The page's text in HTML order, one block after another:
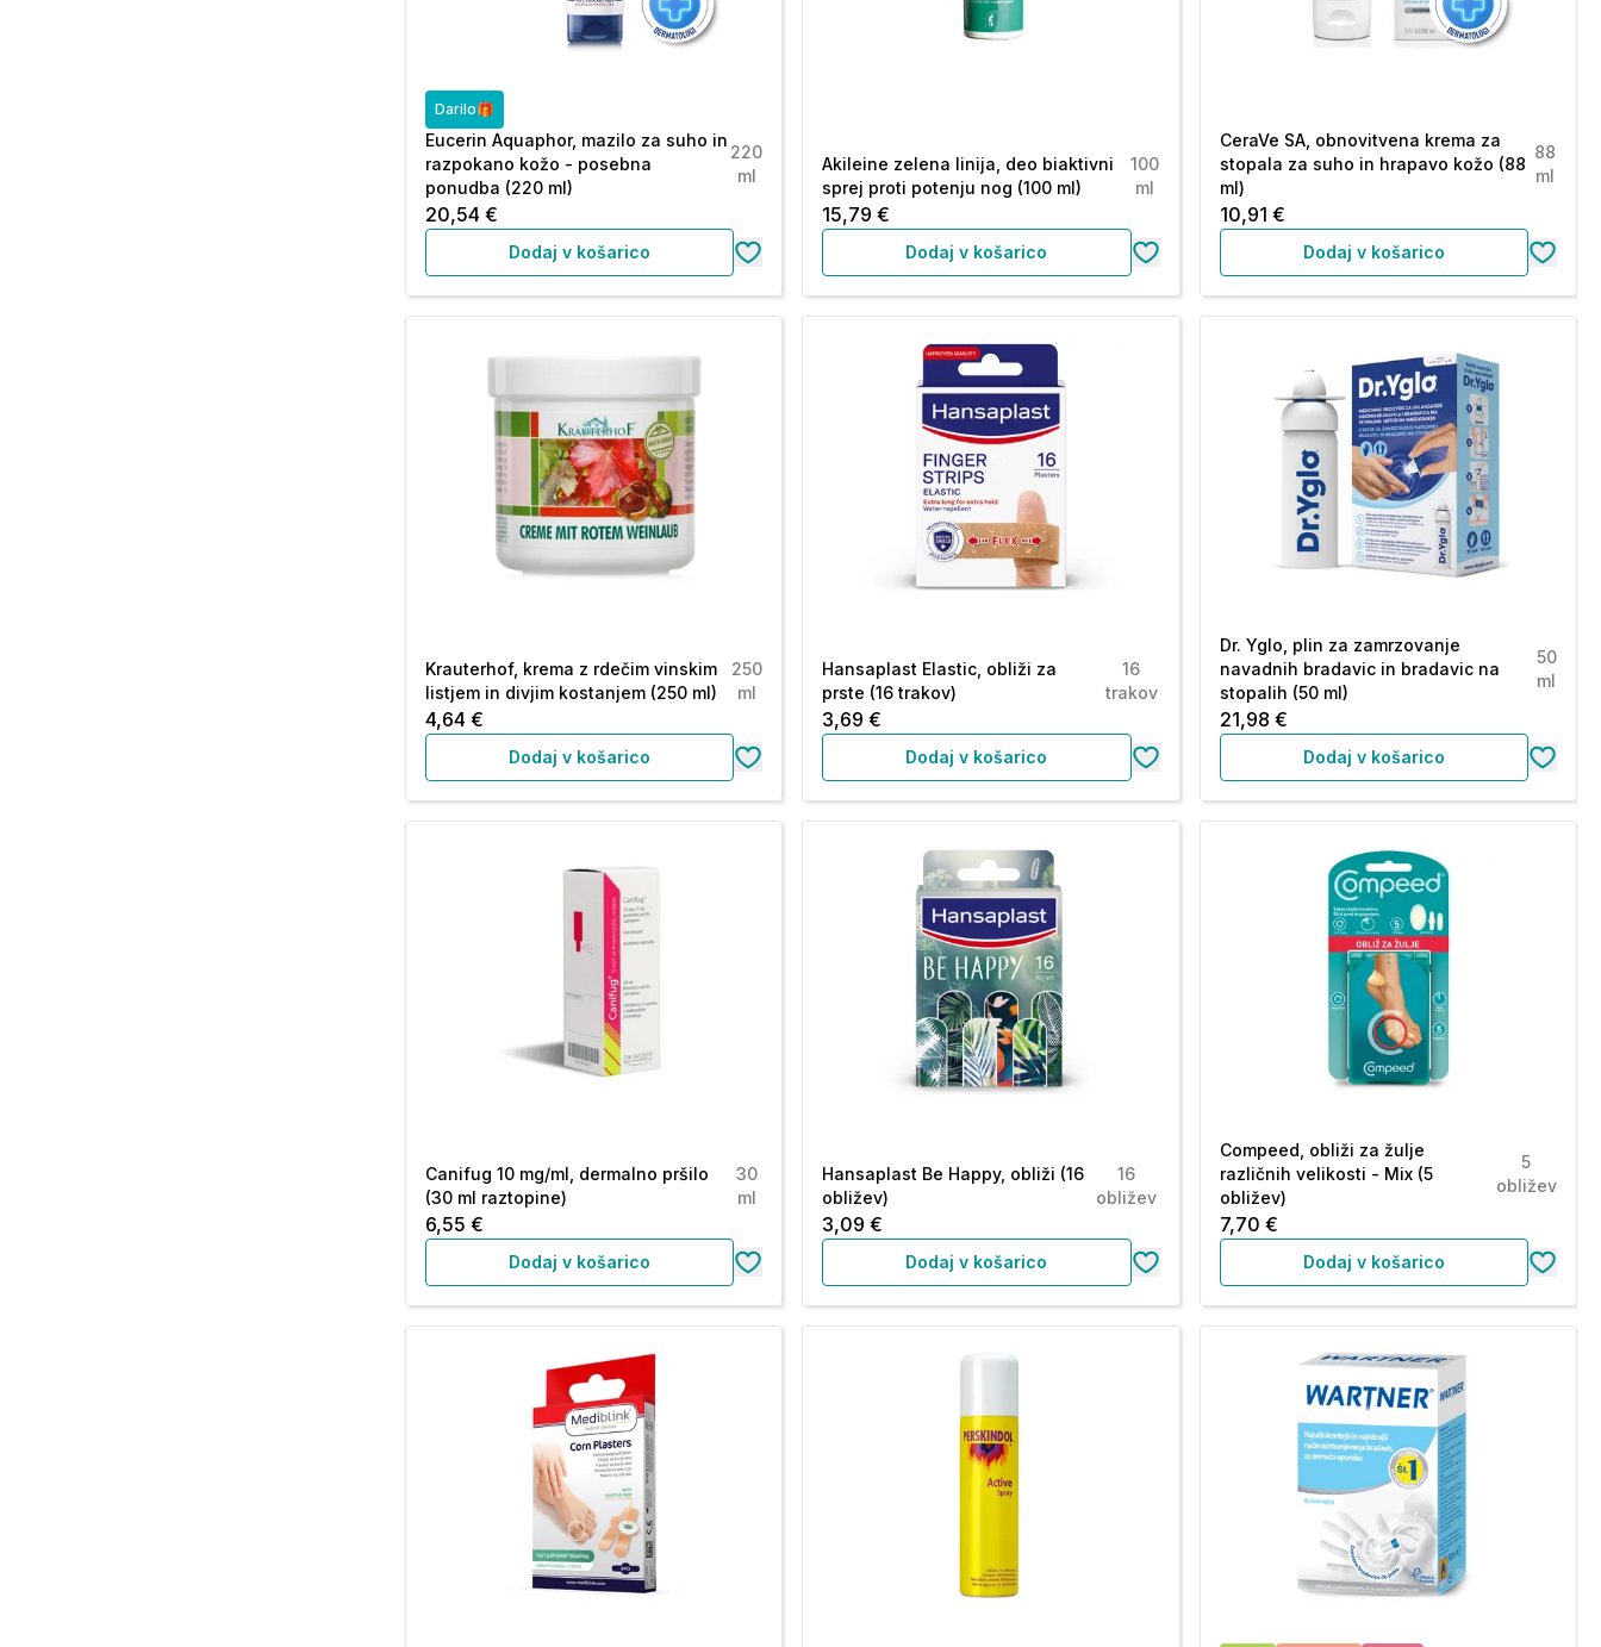
Darilo🎁
Eucerin Aquaphor, mazilo za suho in
razpokano kožo - posebna
ponudba (220 ml)
220
ml
20,54 €
Dodaj v košarico
Akileine zelena linija, deo biaktivni
sprej proti potenju nog (100 ml)
100
ml
15,79 €
Dodaj v košarico
CeraVe SA, obnovitvena krema za
stopala za suho in hrapavo kožo (88
ml)
88
ml
10,91 €
Dodaj v košarico
Krauterhof, krema z rdečim vinskim
listjem in divjim kostanjem (250 ml)
250
ml
4,64 €
Dodaj v košarico
Hansaplast Elastic, obliži za
prste (16 trakov)
16
trakov
3,69 €
Dodaj v košarico
Dr. Yglo, plin za zamrzovanje
navadnih bradavic in bradavic na
stopalih (50 ml)
50
ml
21,98 €
Dodaj v košarico
Canifug 10 mg/ml, dermalno pršilo
(30 ml raztopine)
30
ml
6,55 €
Dodaj v košarico
Hansaplast Be Happy, obliži (16
obližev)
16
obližev
3,09 €
Dodaj v košarico
Compeed, obliži za žulje
različnih velikosti - Mix (5
obližev)
5
obližev
7,70 €
Dodaj v košarico